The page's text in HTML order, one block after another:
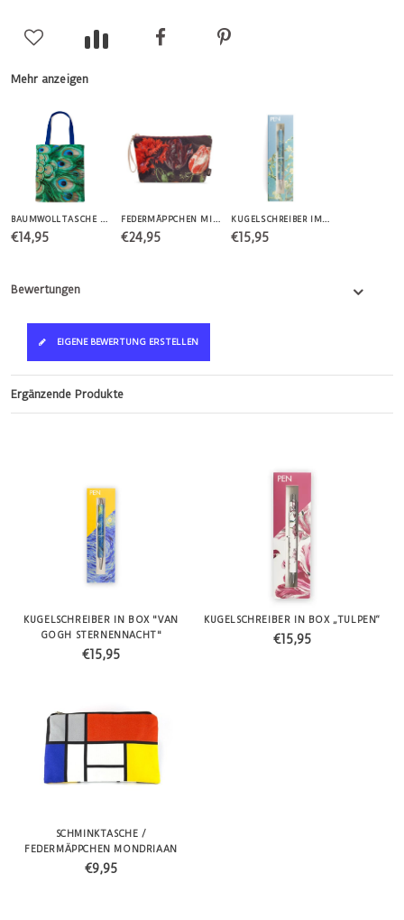
Mehr anzeigen
BAUMWOLLTASCHE MIT PFAUENFEDERN
€14,95
FEDERMÄPPCHEN MIT BLUMEN DE HEEM
€24,95
KUGELSCHREIBER IM KARTON "MANDELBLÜTE VAN GOGH"
€15,95
Bewertungen
EIGENE BEWERTUNG ERSTELLEN
Ergänzende Produkte
KUGELSCHREIBER IN BOX "VAN
GOGH STERNENNACHT"
€15,95
KUGELSCHREIBER IN BOX „TULPEN“
€15,95
SCHMINKTASCHE /
FEDERMÄPPCHEN MONDRIAAN
€9,95